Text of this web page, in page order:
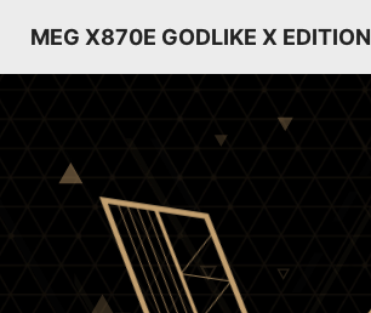
MEG X870E GODLIKE X EDITION